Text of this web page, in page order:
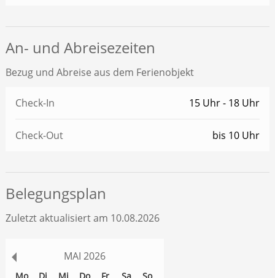
An- und Abreisezeiten
Bezug und Abreise aus dem Ferienobjekt
Check-In 15 Uhr - 18 Uhr
Check-Out bis 10 Uhr
Belegungsplan
Zuletzt aktualisiert am 10.08.2026
MAI 2026